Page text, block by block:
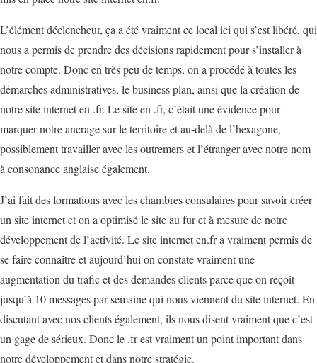
L’élément déclencheur, ça a été vraiment ce local ici qui s’est libéré, qui
nous a permis de prendre des décisions rapidement pour s’installer à
notre compte. Donc en très peu de temps, on a procédé à toutes les
démarches administratives, le business plan, ainsi que la création de
notre site internet en .fr. Le site en .fr, c’était une évidence pour
marquer notre ancrage sur le territoire et au-delà de l’hexagone,
possiblement travailler avec les outremers et l’étranger avec notre nom
à consonance anglaise également.
J’ai fait des formations avec les chambres consulaires pour savoir créer
un site internet et on a optimisé le site au fur et à mesure de notre
développement de l’activité. Le site internet en.fr a vraiment permis de
se faire connaître et aujourd’hui on constate vraiment une
augmentation du trafic et des demandes clients parce que on reçoit
jusqu’à 10 messages par semaine qui nous viennent du site internet. En
discutant avec nos clients également, ils nous disent vraiment que c’est
un gage de sérieux. Donc le .fr est vraiment un point important dans
notre développement et dans notre stratégie.